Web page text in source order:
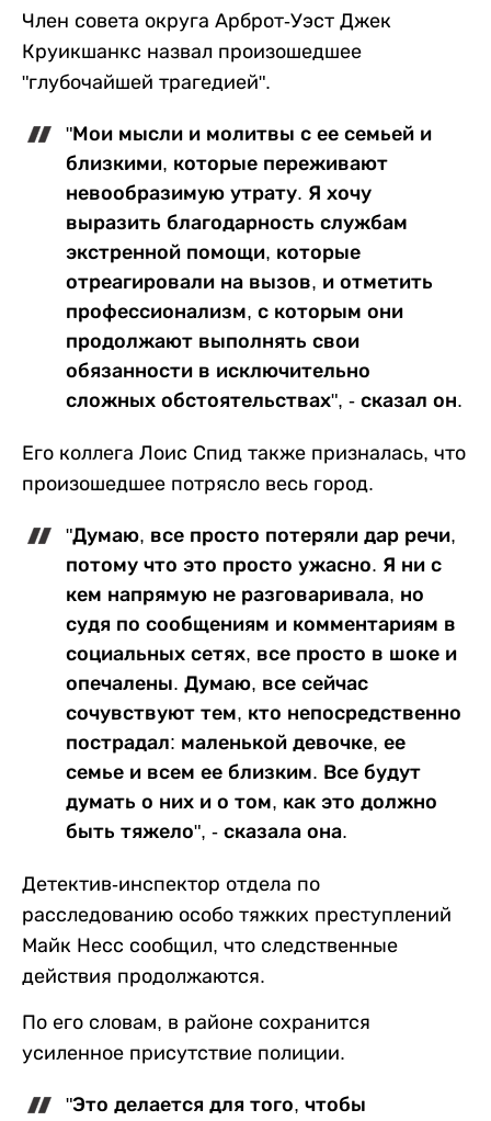
Член совета округа Арброт-Уэст Джек
Круикшанкс назвал произошедшее
"глубочайшей трагедией".
"Мои мысли и молитвы с ее семьей и
близкими, которые переживают
невообразимую утрату. Я хочу
выразить благодарность службам
экстренной помощи, которые
отреагировали на вызов, и отметить
профессионализм, с которым они
продолжают выполнять свои
обязанности в исключительно
сложных обстоятельствах", - сказал он.
Его коллега Лоис Спид также призналась, что
произошедшее потрясло весь город.
"Думаю, все просто потеряли дар речи,
потому что это просто ужасно. Я ни с
кем напрямую не разговаривала, но
судя по сообщениям и комментариям в
социальных сетях, все просто в шоке и
опечалены. Думаю, все сейчас
сочувствуют тем, кто непосредственно
пострадал: маленькой девочке, ее
семье и всем ее близким. Все будут
думать о них и о том, как это должно
быть тяжело", - сказала она.
Детектив-инспектор отдела по
расследованию особо тяжких преступлений
Майк Несс сообщил, что следственные
действия продолжаются.
По его словам, в районе сохранится
усиленное присутствие полиции.
"Это делается для того, чтобы